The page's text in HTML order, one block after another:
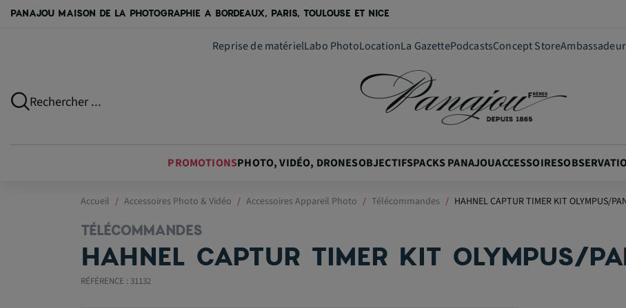
PANAJOU MAISON DE LA PHOTOGRAPHIE A BORDEAUX, PARIS, TOULOUSE ET NICE
Reprise de matérielLabo PhotoLocationLa GazettePodcastsConcept Store
Rechercher ...
PROMOTIONSPHOTO, VIDÉO, DRONESOBJECTIFSPACKS PANAJOUACCESSOIRES
Accueil Accessoires Photo & Vidéo Accessoires Appareil Photo Télécommandes HAHNEL CAPTUR TIMER KIT OLYMPUS/
TÉLÉCOMMANDES
HAHNEL CAPTUR TIMER KIT OLYMPUS/
RÉFÉRENCE : 31132